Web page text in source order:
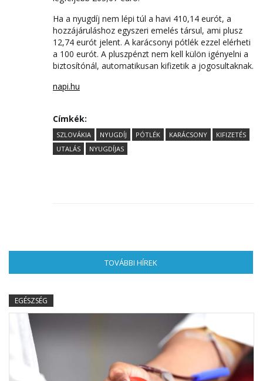
Ha a nyugdíj nem lépi túl a havi 410,14 eurót, a
hozzájáruláshoz egyszeri emelés társul, ami plusz
12,74 eurót jelent. A karácsonyi pótlék ezzel elérheti
a 100 eurót. A pluszpénzt nem kell külön igényelni a
biztosítónál, automatikusan kifizetik a jogosultaknak.
napi.hu
Címkék:
SZLOVÁKIA NYUGDÍJ PÓTLÉK KARÁCSONY
KIFIZETÉS
UTALÁS
NYUGDÍJAS
TOVÁBBI HÍREK
EGÉSZSÉG